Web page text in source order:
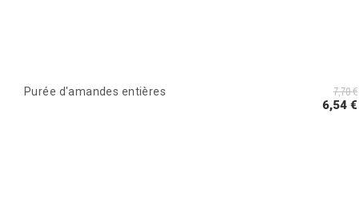
Purée d'amandes entières
7,70 €
6,54 €